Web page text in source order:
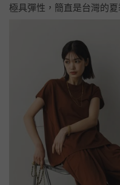
極具彈性，簡直是台灣的夏